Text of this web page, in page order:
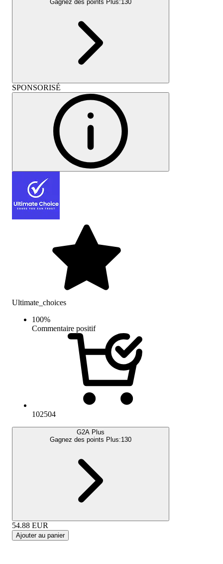
Gagnez des points Plus:130
SPONSORISÉ
Ultimate_choices
100%
Commentaire positif
102504
G2A Plus
Gagnez des points Plus:130
54.88 EUR
Ajouter au panier